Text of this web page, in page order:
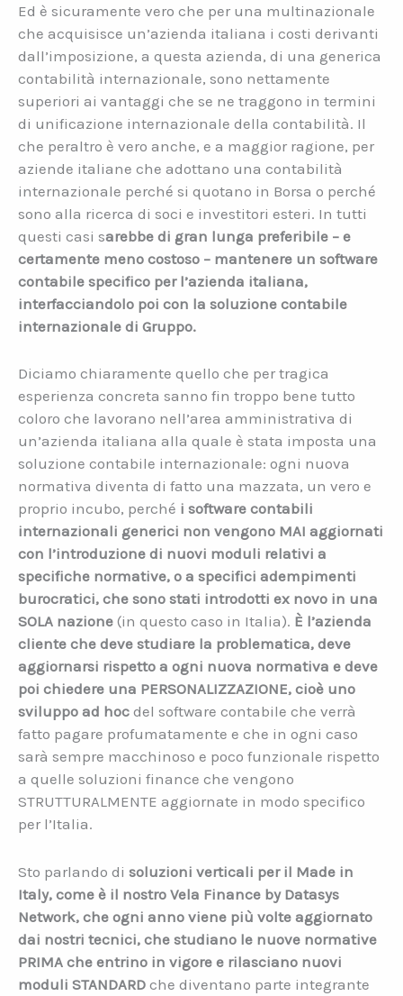
Ed è sicuramente vero che per una multinazionale
che acquisisce un’azienda italiana i costi derivanti
dall’imposizione, a questa azienda, di una generica
contabilità internazionale, sono nettamente
superiori ai vantaggi che se ne traggono in termini
di unificazione internazionale della contabilità. Il
che peraltro è vero anche, e a maggior ragione, per
aziende italiane che adottano una contabilità
internazionale perché si quotano in Borsa o perché
sono alla ricerca di soci e investitori esteri. In tutti
questi casi sarebbe di gran lunga preferibile – e
certamente meno costoso – mantenere un software
contabile specifico per l’azienda italiana,
interfacciandolo poi con la soluzione contabile
internazionale di Gruppo.
Diciamo chiaramente quello che per tragica
esperienza concreta sanno fin troppo bene tutto
coloro che lavorano nell’area amministrativa di
un’azienda italiana alla quale è stata imposta una
soluzione contabile internazionale: ogni nuova
normativa diventa di fatto una mazzata, un vero e
proprio incubo, perché i software contabili
internazionali generici non vengono MAI aggiornati
con l’introduzione di nuovi moduli relativi a
specifiche normative, o a specifici adempimenti
burocratici, che sono stati introdotti ex novo in una
SOLA nazione (in questo caso in Italia). È l’azienda
cliente che deve studiare la problematica, deve
aggiornarsi rispetto a ogni nuova normativa e deve
poi chiedere una PERSONALIZZAZIONE, cioè uno
sviluppo ad hoc del software contabile che verrà
fatto pagare profumatamente e che in ogni caso
sarà sempre macchinoso e poco funzionale rispetto
a quelle soluzioni finance che vengono
STRUTTURALMENTE aggiornate in modo specifico
per l’Italia.
Sto parlando di soluzioni verticali per il Made in
Italy, come è il nostro Vela Finance by Datasys
Network, che ogni anno viene più volte aggiornato
dai nostri tecnici, che studiano le nuove normative
PRIMA che entrino in vigore e rilasciano nuovi
moduli STANDARD che diventano parte integrante